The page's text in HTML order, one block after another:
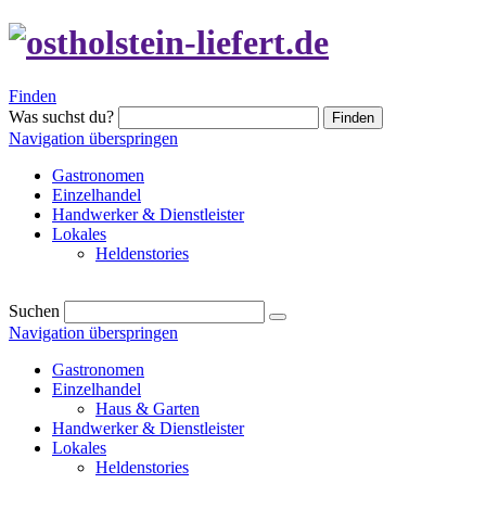
Finden
Was suchst du?
Finden
Navigation überspringen
Gastronomen
Einzelhandel
Handwerker & Dienstleister
Lokales
Heldenstories
Suchen
Navigation überspringen
Gastronomen
Einzelhandel
Haus & Garten
Handwerker & Dienstleister
Lokales
Heldenstories